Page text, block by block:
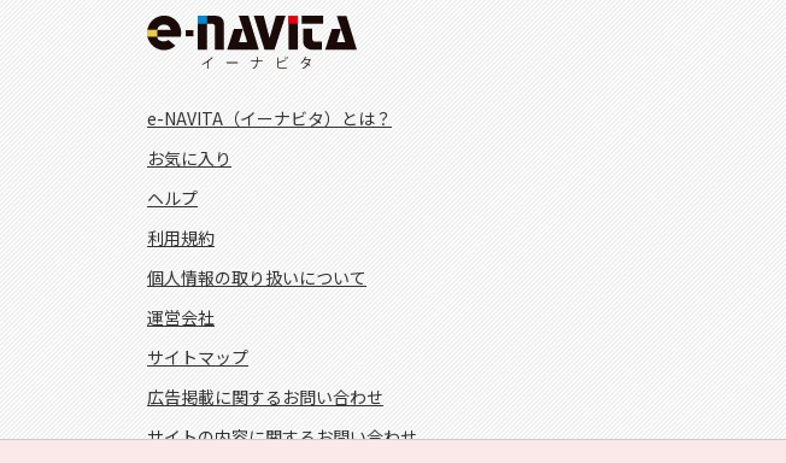
e-NAVITA（イーナビタ）とは？
お気に入り
ヘルプ
利用規約
個人情報の取り扱いについて
運営会社
サイトマップ
広告掲載に関するお問い合わせ
サイトの内容に関するお問い合わせ